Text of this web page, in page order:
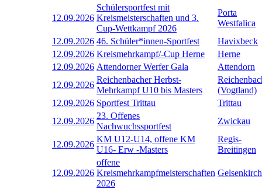
12.09.2026
Schülersportfest mit
Kreismeisterschaften und 3.
Cup-Wettkampf 2026
Porta
Westfalica
12.09.2026 46. Schüler*innen-Sportfest
Havixbeck
12.09.2026 Kreismehrkampf/-Cup Herne
Herne
12.09.2026 Attendorner Werfer Gala
Attendorn
12.09.2026
Reichenbacher Herbst-
Mehrkampf U10 bis Masters
(Vogtland)
12.09.2026 Sportfest Trittau
Trittau
12.09.2026
23. Offenes
Nachwuchssportfest
Zwickau
12.09.2026
KM U12-U14, offene KM
U16- Erw -Masters
Regis-
Breitingen
12.09.2026
offene
Kreismehrkampfmeisterschaften
2026